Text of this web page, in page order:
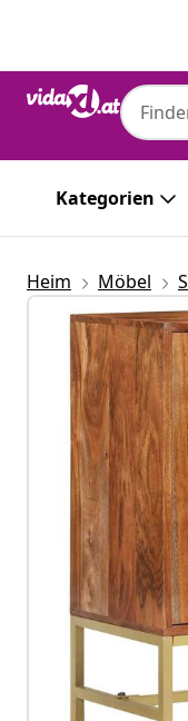
Kategorien
Heim Möbel